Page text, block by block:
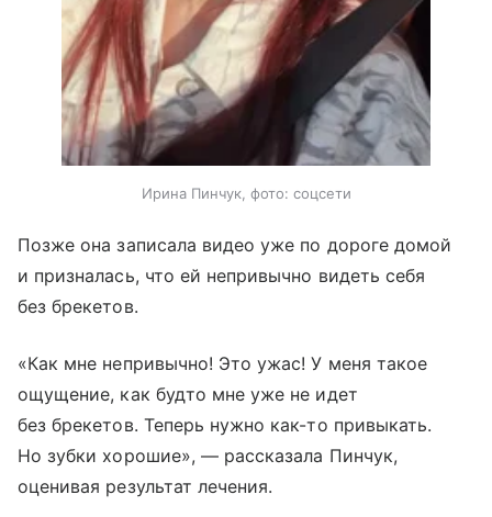
Ирина Пинчук, фото: соцсети
Позже она записала видео уже по дороге домой
и призналась, что ей непривычно видеть себя
без брекетов.
«Как мне непривычно! Это ужас! У меня такое
ощущение, как будто мне уже не идет
без брекетов. Теперь нужно как-то привыкать.
Но зубки хорошие», — рассказала Пинчук,
оценивая результат лечения.